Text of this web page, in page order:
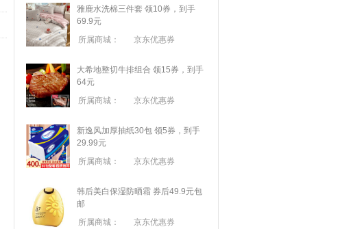
雅鹿水洗棉三件套 领10券，到手
69.9元
所属商城：
京东优惠券
大希地整切牛排组合 领15券，到手
64元
所属商城：
京东优惠券
新逸风加厚抽纸30包 领5券，到手
29.99元
所属商城：
京东优惠券
韩后美白保湿防晒霜 券后49.9元包
邮
所属商城：
京东优惠券